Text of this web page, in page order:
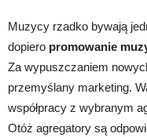
Muzycy rzadko bywają
dopiero promowanie
Za wypuszczaniem
przemyślany marketing.
współpracy z wybranym
Otóż agregatory są